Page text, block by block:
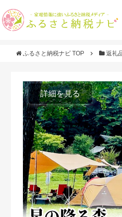
ふるさと納税ナビ TOP 返礼
詳細を見る